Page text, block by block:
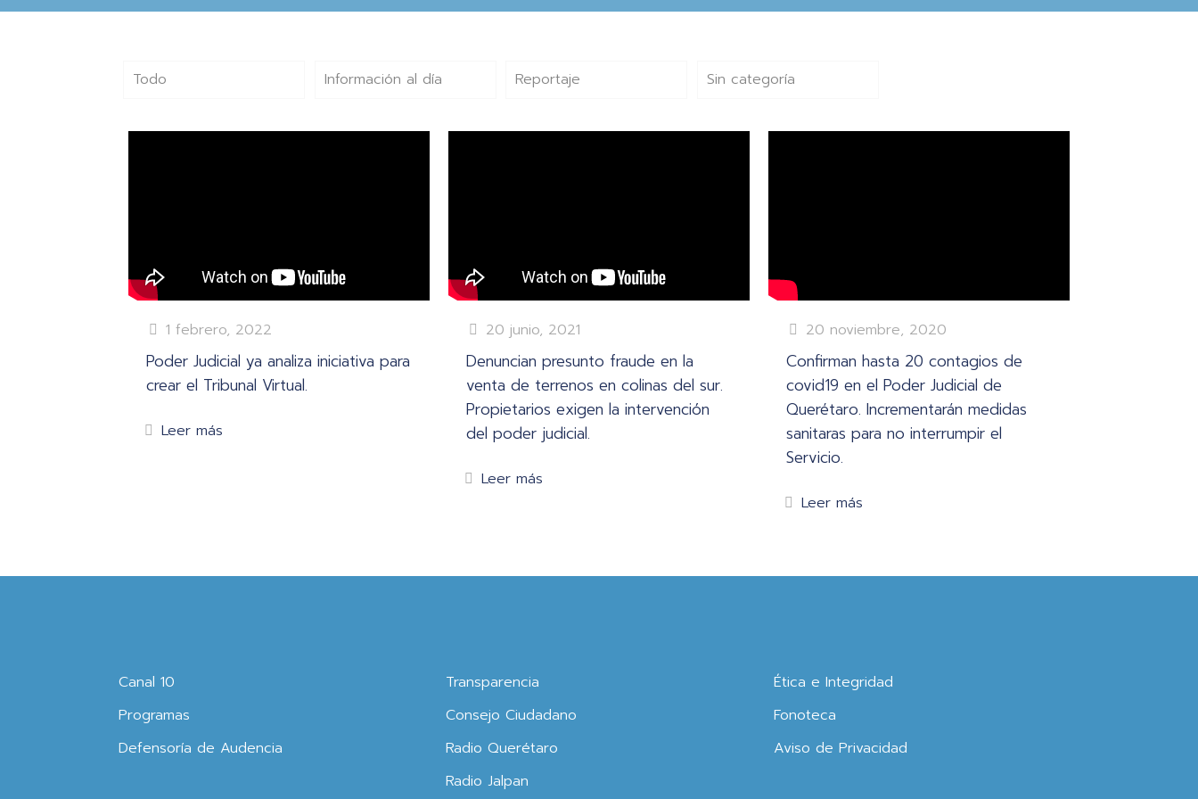
Todo Información al día Reportaje Sin categoría
1 febrero, 2022
Poder Judicial ya analiza iniciativa para
crear el Tribunal Virtual.
Leer más
20 junio, 2021
Denuncian presunto fraude en la
venta de terrenos en colinas del sur.
Propietarios exigen la intervención
del poder judicial.
Leer más
20 noviembre, 2020
Confirman hasta 20 contagios de
covid19 en el Poder Judicial de
Querétaro. Incrementarán medidas
sanitaras para no interrumpir el
Servicio.
Leer más
Canal 10
Programas
Defensoría de Audencia
Transparencia
Consejo Ciudadano
Radio Querétaro
Radio Jalpan
Ética e Integridad
Fonoteca
Aviso de Privacidad